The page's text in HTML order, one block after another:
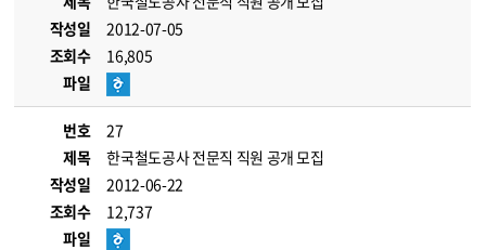
작성일
2012-07-05
조회수
16,805
파일
번호
27
제목
한국철도공사 전문직 직원 공개 모집
작성일
2012-06-22
조회수
12,737
파일